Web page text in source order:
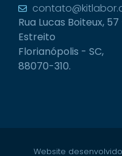
Rua Lucas Boiteux, 57
Estreito
Florianópolis - SC,
88070-310.
Website